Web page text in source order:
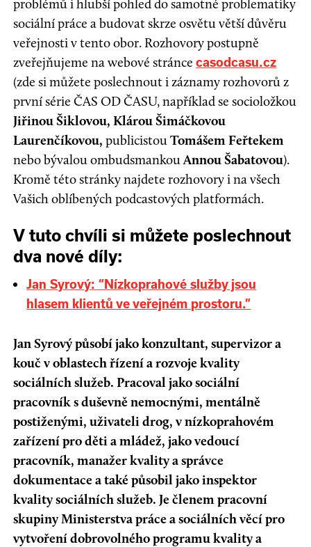
problémů i hlubší pohled do samotné problematiky
sociální práce a budovat skrze osvětu větší důvěru
veřejnosti v tento obor. Rozhovory postupně
zveřejňujeme na webové stráncecasodcasu.cz
(zde si můžete poslechnout i záznamy rozhovorů z
první série ČAS OD ČASU, například se socioložkou
Jiřinou Šiklovou, Klárou Šimáčkovou
Laurenčíkovou, publicistouTomášem Feřtekem
nebo bývalou ombudsmankouAnnou Šabatovou).
Kromě této stránky najdete rozhovory i na všech
Vašich oblíbených podcastových platformách.
V tuto chvíli si můžete poslechnout
dva nové díly:
Jan Syrový: “Nízkoprahové služby jsou
hlasem klientů ve veřejném prostoru.”
Jan Syrový působí jako konzultant, supervizor a
kouč v oblastech řízení a rozvoje kvality
sociálních služeb. Pracoval jako sociální
pracovník s duševně nemocnými, mentálně
postiženými, uživateli drog, v nízkoprahovém
zařízení pro děti a mládež, jako vedoucí
pracovník, manažer kvality a správce
dokumentace a také působil jako inspektor
kvality sociálních služeb. Je členem pracovní
skupiny Ministerstva práce a sociálních věcí pro
vytvoření dobrovolného programu kvality a